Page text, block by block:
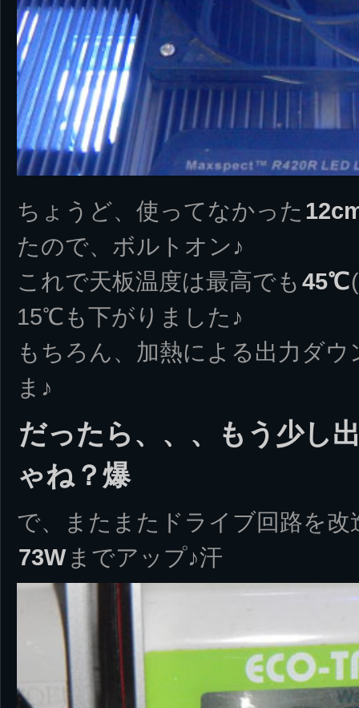
ちょうど、使ってなかった
たので、ボルトオン♪
これで天板温度は最高でも 45℃
15℃も下がりました♪
もちろん、加熱による出力ダ
ま♪
だったら、、、もう少し
ゃね？爆
で、またまたドライブ回路を
73W までアップ♪汗